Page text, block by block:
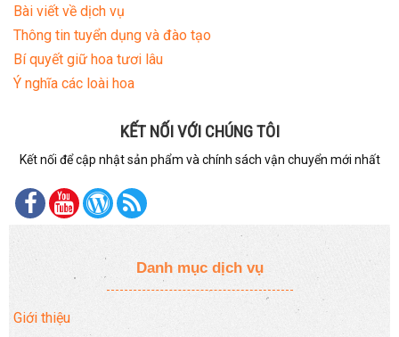
Bài viết về dịch vụ
Thông tin tuyển dụng và đào tạo
Bí quyết giữ hoa tươi lâu
Ý nghĩa các loài hoa
KẾT NỐI VỚI CHÚNG TÔI
Kết nối để cập nhật sản phẩm và chính sách vận chuyển mới nhất
Danh mục dịch vụ
Giới thiệu